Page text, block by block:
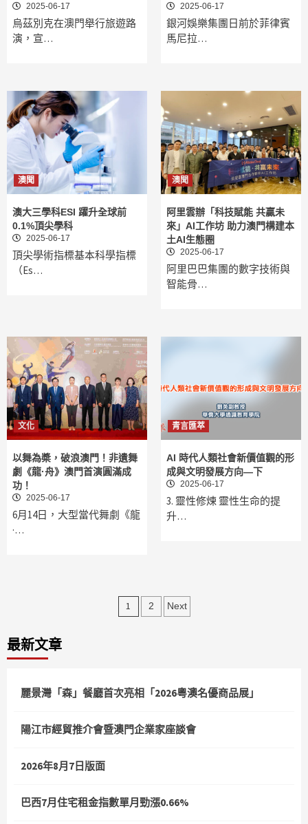
2025-06-17
烏茲別克在澳門舉行旅遊路
演，宣…
2025-06-17
銀河娛樂集團日前於菲律賓
馬尼拉…
澳聞
澳大三學科ESI 躍升全球前
0.1%頂尖學科
2025-06-17
頂尖學術指標基本科學指標
（Es…
澳聞
阿里雲辦「科技賦能 共贏未
來」AI工作坊 助力澳門構建本
土AI生態圈
2025-06-17
阿里巴巴集團的數字技術與
智能骨…
文化
以舞為槳，破浪澳門！非遺舞
劇《龍·舟》澳門首演圓滿成
功！
2025-06-17
6月14日，大型當代舞劇《龍
·…
青言匯萃
AI 時代人類社會新價值觀的形
成與文明發展方向—下
2025-06-17
3. 靈性修煉 靈性生命的提
升…
文
1 2 Next
最新文章
麗景灣「森」餐廳首次亮相「2026粵澳名優商品展」
陽江市經貿推介會暨澳門企業家座談會
2026年8月7日版面
巴西7月住宅租金指數單月勁漲0.66%